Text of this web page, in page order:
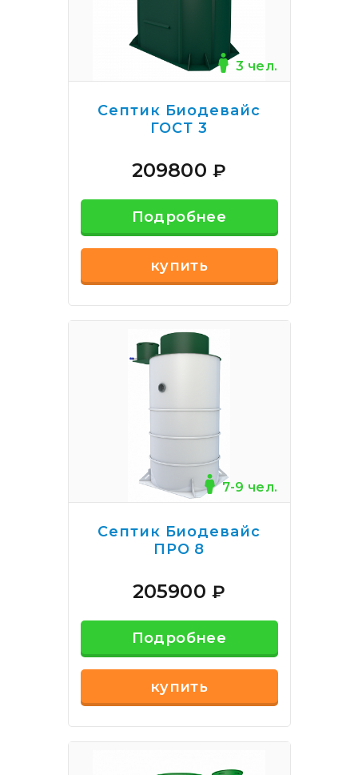
3 чел.
Септик Биодевайс
ГОСТ 3
209800₽
Подробнее
купить
7-9 чел.
Септик Биодевайс
ПРО 8
205900₽
Подробнее
купить